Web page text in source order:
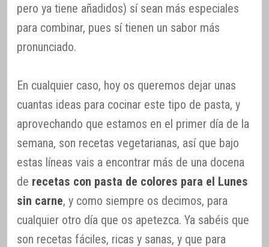
pero ya tiene añadidos) sí sean más especiales
para combinar, pues sí tienen un sabor más
pronunciado.
En cualquier caso, hoy os queremos dejar unas
cuantas ideas para cocinar este tipo de pasta, y
aprovechando que estamos en el primer día de la
semana, son recetas vegetarianas, así que bajo
estas líneas vais a encontrar más de una docena
de recetas con pasta de colores para el Lunes
sin carne, y como siempre os decimos, para
cualquier otro día que os apetezca. Ya sabéis que
son recetas fáciles, ricas y sanas, y que para